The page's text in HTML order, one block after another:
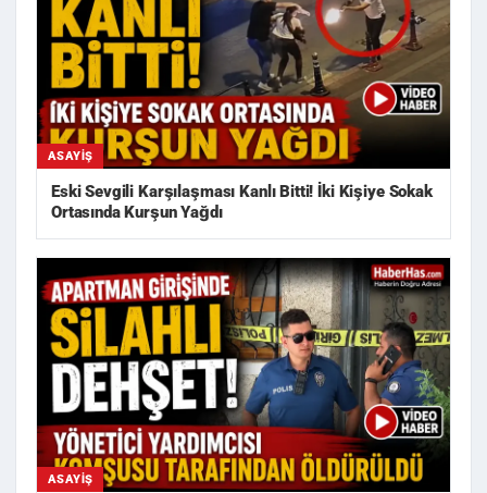
ASAYIŞ
Eski Sevgili Karşılaşması Kanlı Bitti! İki Kişiye Sokak
Ortasında Kurşun Yağdı
ASAYIŞ